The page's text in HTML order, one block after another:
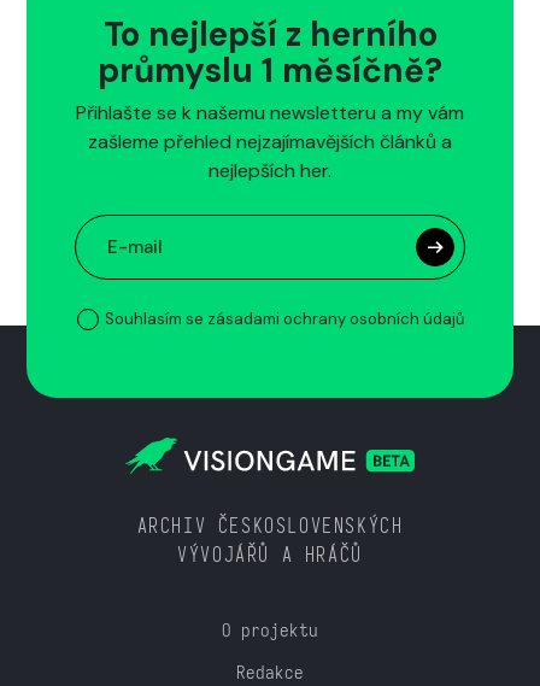
To nejlepší z herního
průmyslu 1 měsíčně?
Přihlašte se k našemu newsletteru a my vám
zašleme přehled nejzajímavějších článků a
nejlepších her.
Souhlasím se zásadami ochrany osobních údajů
ARCHIV ČESKOSLOVENSKÝCH
VÝVOJÁŘŮ A HRÁČŮ
O projektu
Redakce